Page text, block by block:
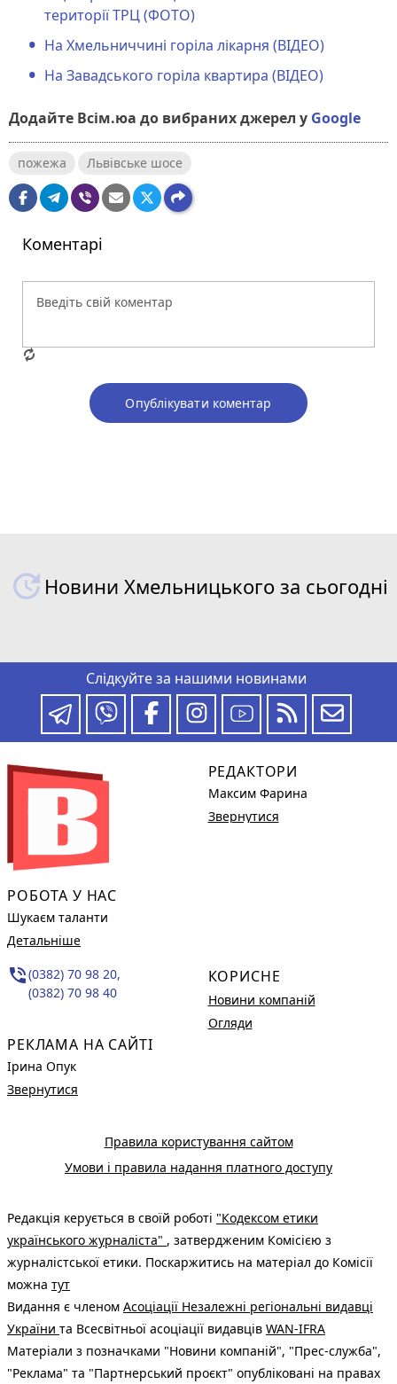
території ТРЦ (ФОТО)
На Хмельниччині горіла лікарня (ВІДЕО)
На Завадського горіла квартира (ВІДЕО)
Додайте Всім.юа до вибраних джерел у Google
пожежа Львівське шосе
Коментарі
Опублікувати коментар
Новини Хмельницького за сьогодні
Слідкуйте за нашими новинами
РОБОТА У НАС
Шукаєм таланти
Детальніше
phone_in_talk(0382) 70 98 20,
(0382) 70 98 40
РЕКЛАМА НА САЙТІ
Ірина Опук
Звернутися
РЕДАКТОРИ
Максим Фарина
Звернутися
КОРИСНЕ
Новини компаній
Огляди
Правила користування сайтом
Умови і правила надання платного доступу
Редакція керується в своїй роботі "Кодексом етики
українського журналіста" , затвердженим Комісією з
журналістської етики. Поскаржитись на матеріал до Комісії
можна тут
Видання є членом Асоціації Незалежні регіональні видавці
України та Всесвітньої асоціації видавців WAN-IFRA
Матеріали з позначками "Новини компаній", "Прес-служба",
"Реклама" та "Партнерський проєкт" опубліковані на правах